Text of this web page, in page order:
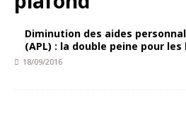
Diminution des aides
(APL) : la double peine pour
18/09/2016